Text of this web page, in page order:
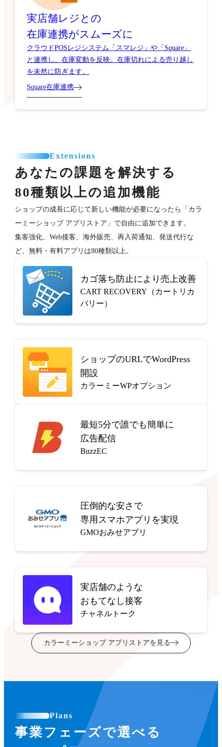
実店舗レジとの
在庫連携がスムーズに
クラウドPOSレジシステム「スマレジ」や「Square」
と連携し、在庫変動を反映。在庫切れによる売り越し
を未然に防ぎます。
Square在庫連携
Extensions
あなたの課題を解決する
80種類以上の追加機能
ショップの成長に応じて新しい機能が必要になったら「カラ
ーミーショップ アプリストア」で自由に追加できます。
集客強化、Web接客、海外販売、再入荷通知、発送代行な
ど、無料・有料アプリは80種類以上。
カゴ落ち防止により売上改善
CART RECOVERY（カートリカ
バリー）
ショップのURLでWordPress
開設
カラーミーWPオプション
最短5分で誰でも簡単に
広告配信
BuzzEC
圧倒的な安さで
専用スマホアプリを実現
GMOおみせアプリ
実店舗のような
おもてなし接客
チャネルトーク
カラーミーショップ アプリストアを見る
Plans
事業フェーズで選べる